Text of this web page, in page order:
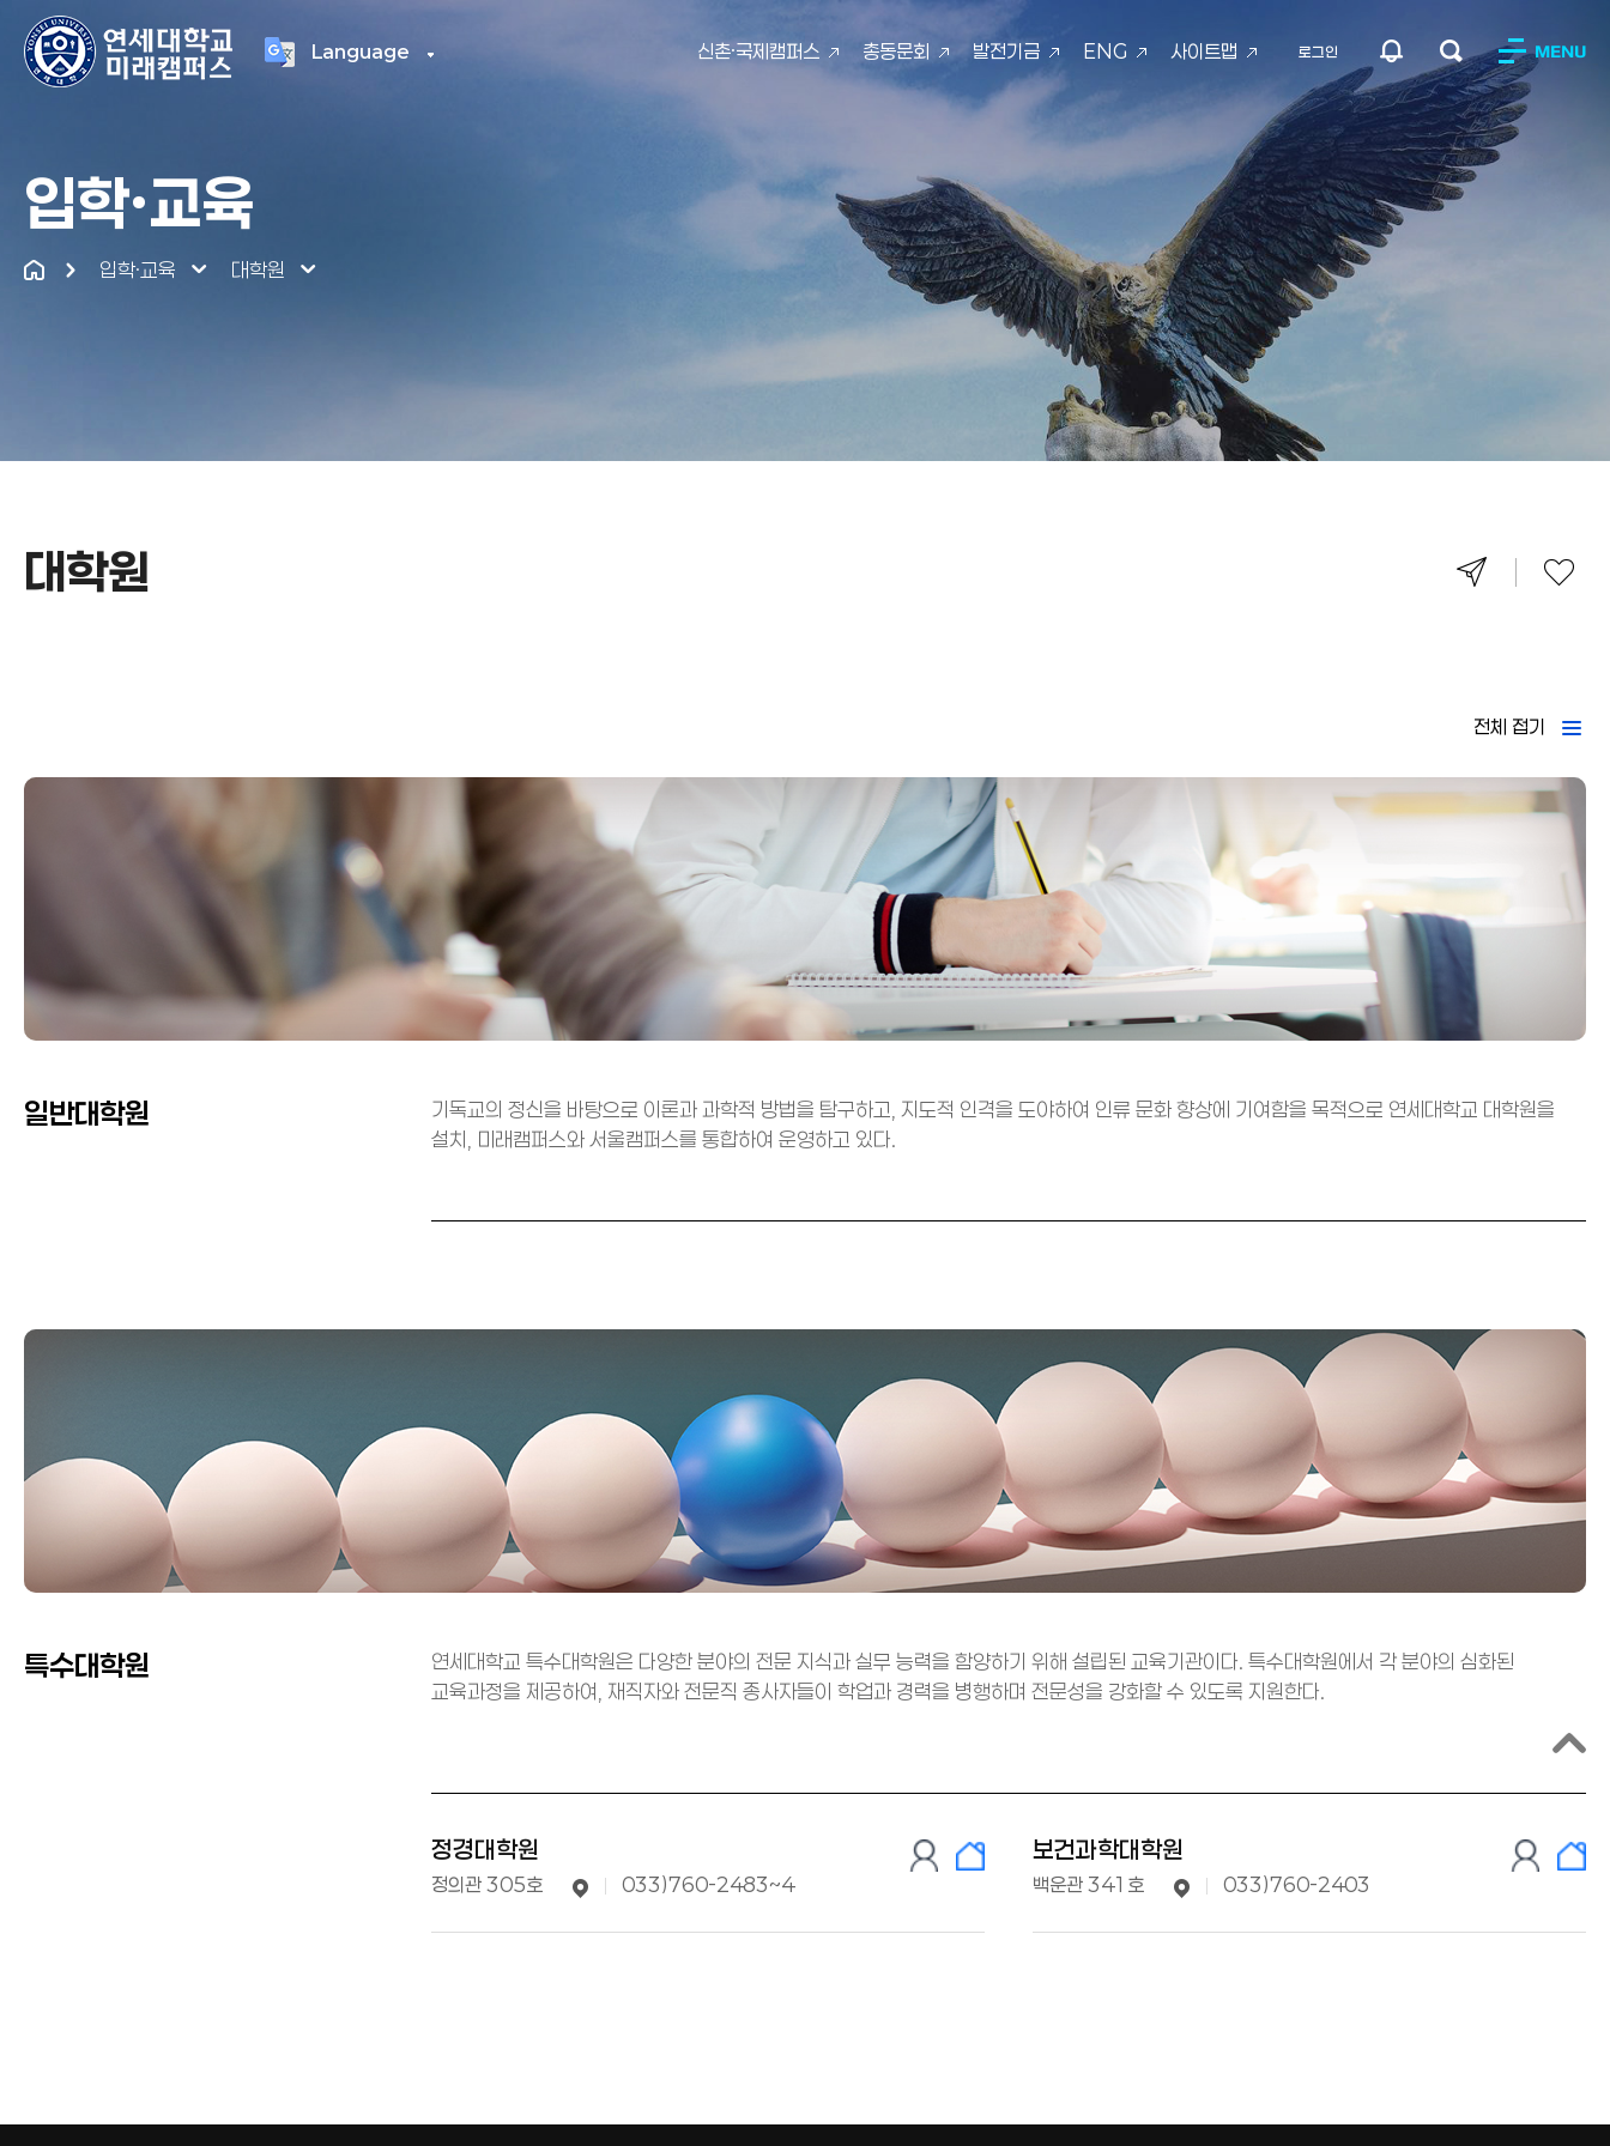
Language 신촌·국제캠퍼스 총동문회 발전기금 ENG 사이트맵 로그인 MENU
입학·교육
입학·교육 대학원
대학원
전체 접기
일반대학원
기독교의 정신을 바탕으로 이론과 과학적 방법을 탐구하고, 지도적 인격을 도야하여 인류 문화 향상에 기여함을 목적으로 연세대학교 대학원을
설치, 미래캠퍼스와 서울캠퍼스를 통합하여 운영하고 있다.
특수대학원
연세대학교 특수대학원은 다양한 분야의 전문 지식과 실무 능력을 함양하기 위해 설립된 교육기관이다. 특수대학원에서 각 분야의 심화된
교육과정을 제공하여, 재직자와 전문직 종사자들이 학업과 경력을 병행하며 전문성을 강화할 수 있도록 지원한다.
정경대학원
정의관 305호 033)760-2483~4
보건과학대학원
백운관 341호 033)760-2403